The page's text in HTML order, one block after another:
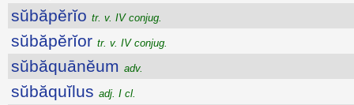
sŭbăpĕrĭo tr. v. IV conjug.
sŭbăpĕrĭor tr. v. IV conjug.
sŭbăquānĕum adv.
sŭbăquĭlus adj. I cl.